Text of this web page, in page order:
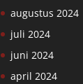
augustus 2024
juli 2024
juni 2024
april 2024